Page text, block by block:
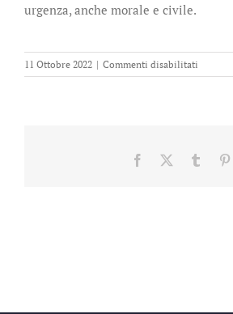
urgenza, anche morale e civile.
11 Ottobre 2022 | Commenti disabilitati
Omero,
Facebook Tumblr